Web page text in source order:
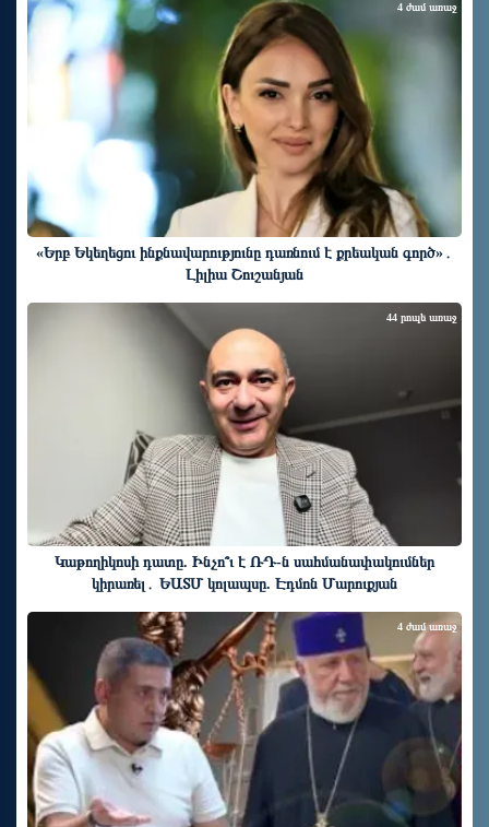
«Երբ Եկեղեցու ինքնավարությունը դառնում է քրեական գործ»․
Լիլիա Շուշանյան
4 ժամ առաջ
Կաթողիկոսի դատը. Ինչո՞ւ է ՌԴ-ն սահմանափակումներ
կիրառել․ ԵԱՏՄ կոլապսը. Էդմոն Մարուքյան
44 րոպե առաջ
4 ժամ առաջ